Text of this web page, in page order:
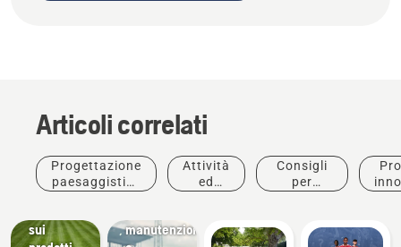
Articoli correlati
Progettazione
paesaggistica
Attività
ed
Consigli
per
Offerte
Offerte
attuali e
sui
Club
sportivi
Attrezzature
manutenzione